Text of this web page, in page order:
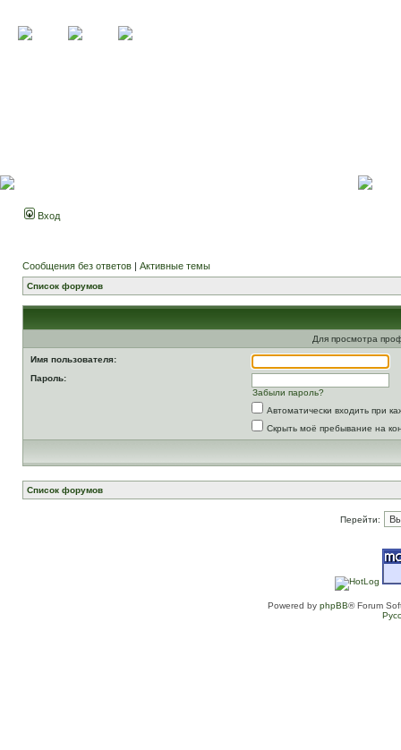
Вход
Сообщения без ответов | Активные темы
Список форумов
Для просмотра
Имя пользователя:
Пароль:
Забыли пароль?
Автоматически входить при
Скрыть моё пребывание на
Список форумов
Перейти:
Powered by phpBB® Forum